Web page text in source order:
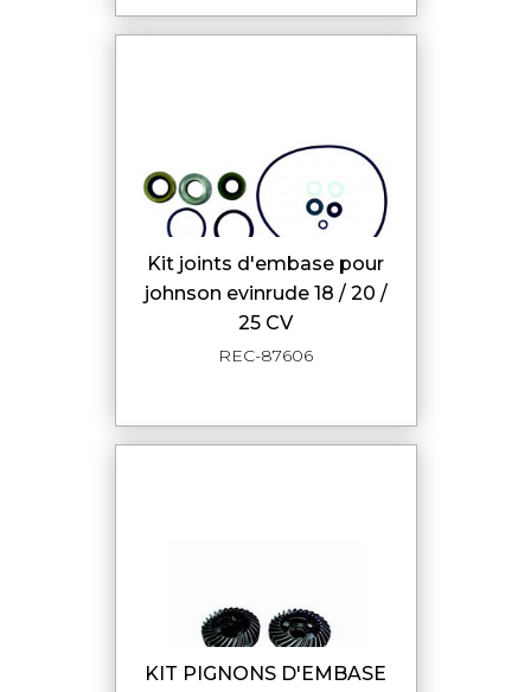
kit joints d'embase pour
johnson evinrude 18 / 20 /
25 CV
REC-87606
KIT PIGNONS D'EMBASE